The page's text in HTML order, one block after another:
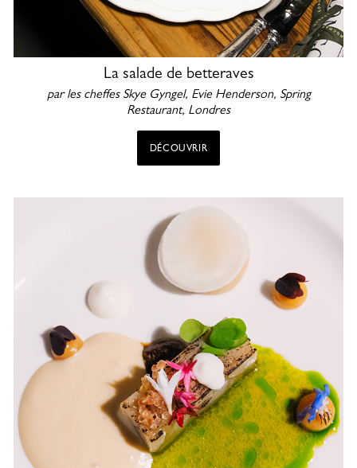
La salade de betteraves
par les cheffes Skye Gyngel, Evie Henderson, Spring
Restaurant, Londres
DÉCOUVRIR